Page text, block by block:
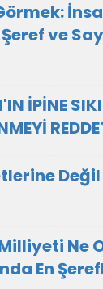
ve
İPİNE
Ne
En